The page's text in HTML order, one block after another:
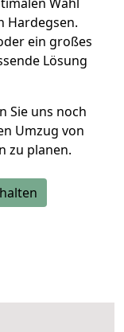
Hardegsen.
ein großes
Lösung
Sie uns noch
Umzug von
zu planen.